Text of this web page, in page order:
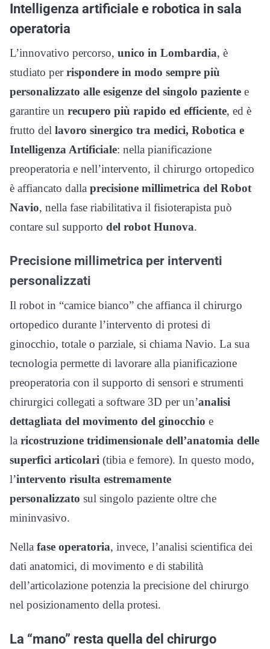
Intelligenza artificiale e robotica in sala
operatoria
L’innovativo percorso, unico in Lombardia, è
studiato perrispondere in modo sempre più
personalizzato alle esigenze del singolo paziente e
garantire un recupero più rapido ed efficiente, ed è
frutto del lavoro sinergico tra medici, Robotica e
Intelligenza Artificiale: nella pianificazione
preoperatoria e nell’intervento, il chirurgo ortopedico
è affiancato dalla precisione millimetrica del Robot
Navio, nella fase riabilitativa il fisioterapista può
contare sul supporto del robot Hunova.
Precisione millimetrica per interventi
personalizzati
Il robot in “camice bianco” che affianca il chirurgo
ortopedico durante l’intervento di protesi di
ginocchio, totale o parziale, si chiama Navio. La sua
tecnologia permette di lavorare alla pianificazione
preoperatoria con il supporto di sensori e strumenti
chirurgici collegati a software 3D per un’analisi
dettagliata del movimento del ginocchio e
la ricostruzione tridimensionale dell’anatomia delle
superfici articolari (tibia e femore). In questo modo,
l’intervento risulta estremamente
personalizzato sul singolo paziente oltre che
mininvasivo.
Nella fase operatoria, invece, l’analisi scientifica dei
dati anatomici, di movimento e di stabilità
dell’articolazione potenzia la precisione del chirurgo
nel posizionamento della protesi.
La “mano” resta quella del chirurgo